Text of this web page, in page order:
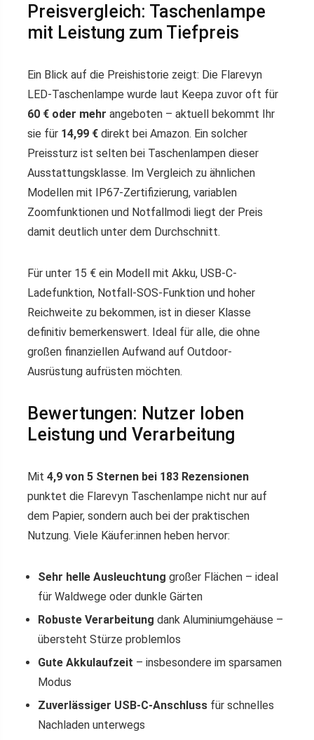
Preisvergleich: Taschenlampe
mit Leistung zum Tiefpreis
Ein Blick auf die Preishistorie zeigt: Die Flarevyn
LED-Taschenlampe wurde laut Keepa zuvor oft für
60 € oder mehr angeboten – aktuell bekommt Ihr
sie für 14,99 € direkt bei Amazon. Ein solcher
Preissturz ist selten bei Taschenlampen dieser
Ausstattungsklasse. Im Vergleich zu ähnlichen
Modellen mit IP67-Zertifizierung, variablen
Zoomfunktionen und Notfallmodi liegt der Preis
damit deutlich unter dem Durchschnitt.
Für unter 15 € ein Modell mit Akku, USB-C-
Ladefunktion, Notfall-SOS-Funktion und hoher
Reichweite zu bekommen, ist in dieser Klasse
definitiv bemerkenswert. Ideal für alle, die ohne
großen finanziellen Aufwand auf Outdoor-
Ausrüstung aufrüsten möchten.
Bewertungen: Nutzer loben
Leistung und Verarbeitung
Mit 4,9 von 5 Sternen bei 183 Rezensionen
punktet die Flarevyn Taschenlampe nicht nur auf
dem Papier, sondern auch bei der praktischen
Nutzung. Viele Käufer:innen heben hervor:
Sehr helle Ausleuchtung großer Flächen – ideal
für Waldwege oder dunkle Gärten
Robuste Verarbeitung dank Aluminiumgehäuse –
übersteht Stürze problemlos
Gute Akkulaufzeit – insbesondere im sparsamen
Modus
Zuverlässiger USB-C-Anschluss für schnelles
Nachladen unterwegs